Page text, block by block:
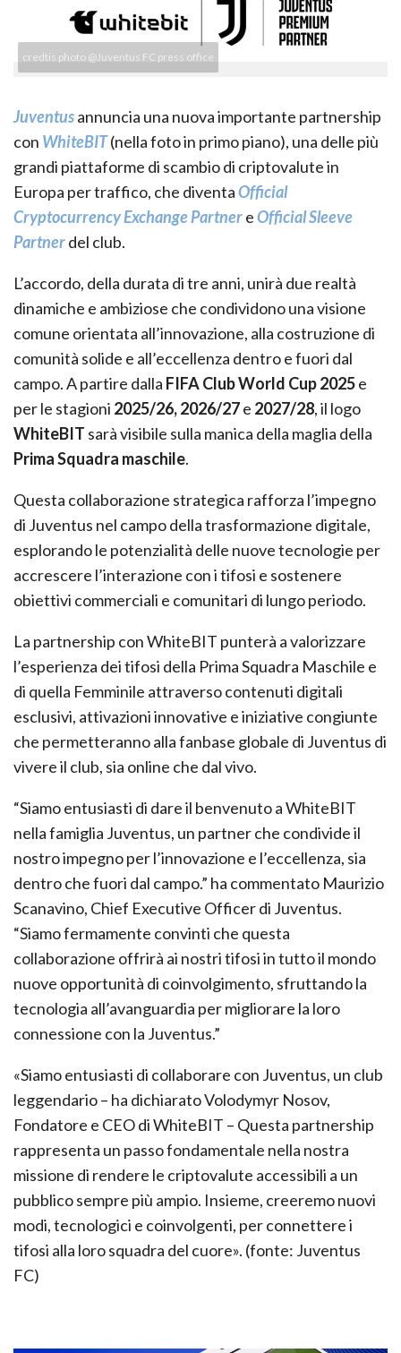
credtis photo @Juventus FC press office
Juventusannuncia una nuova importante partnership
con WhiteBIT(nella foto in primo piano), una delle più
grandi piattaforme di scambio di criptovalute in
Europa per traffico, che diventaOfficial
Cryptocurrency Exchange PartnereOfficial Sleeve
Partnerdel club.
L’accordo, della durata di tre anni, unirà due realtà
dinamiche e ambiziose che condividono una visione
comune orientata all’innovazione, alla costruzione di
comunità solide e all’eccellenza dentro e fuori dal
campo. A partire dalla FIFA Club World Cup 2025e
per le stagioni 2025/26, 2026/27e 2027/28, il logo
WhiteBIT sarà visibile sulla manica della maglia della
Prima Squadra maschile.
Questa collaborazione strategica rafforza l’impegno
di Juventus nel campo della trasformazione digitale,
esplorando le potenzialità delle nuove tecnologie per
accrescere l’interazione con i tifosi e sostenere
obiettivi commerciali e comunitari di lungo periodo.
La partnership con WhiteBIT punterà a valorizzare
l’esperienza dei tifosi della Prima Squadra Maschile e
di quella Femminile attraverso contenuti digitali
esclusivi, attivazioni innovative e iniziative congiunte
che permetteranno alla fanbase globale di Juventus di
vivere il club, sia online che dal vivo.
“Siamo entusiasti di dare il benvenuto a WhiteBIT
nella famiglia Juventus, un partner che condivide il
nostro impegno per l’innovazione e l’eccellenza, sia
dentro che fuori dal campo.” ha commentato Maurizio
Scanavino, Chief Executive Officer di Juventus.
“Siamo fermamente convinti che questa
collaborazione offrirà ai nostri tifosi in tutto il mondo
nuove opportunità di coinvolgimento, sfruttando la
tecnologia all’avanguardia per migliorare la loro
connessione con la Juventus.”
«Siamo entusiasti di collaborare con Juventus, un club
leggendario – ha dichiarato Volodymyr Nosov,
Fondatore e CEO di WhiteBIT – Questa partnership
rappresenta un passo fondamentale nella nostra
missione di rendere le criptovalute accessibili a un
pubblico sempre più ampio. Insieme, creeremo nuovi
modi, tecnologici e coinvolgenti, per connettere i
tifosi alla loro squadra del cuore». (fonte: Juventus
FC)